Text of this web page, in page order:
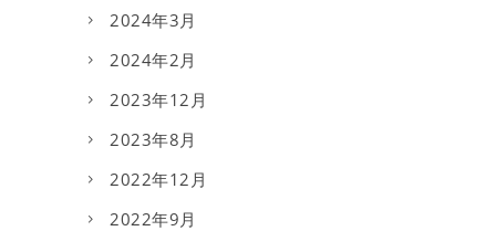
2024年3月
2024年2月
2023年12月
2023年8月
2022年12月
2022年9月